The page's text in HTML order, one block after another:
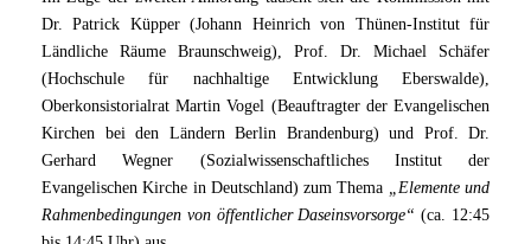
Dr. Patrick Küpper (Johann Heinrich von Thünen-Institut für
Ländliche Räume Braunschweig), Prof. Dr. Michael Schäfer
(Hochschule für nachhaltige Entwicklung Eberswalde),
Oberkonsistorialrat Martin Vogel (Beauftragter der Evangelischen
Kirchen bei den Ländern Berlin Brandenburg) und Prof. Dr.
Gerhard Wegner (Sozialwissenschaftliches Institut der
Evangelischen Kirche in Deutschland) zum Thema Elemente und
Rahmenbedingungen von öffentlicher Daseinsvorsorge“ (ca. 12:45